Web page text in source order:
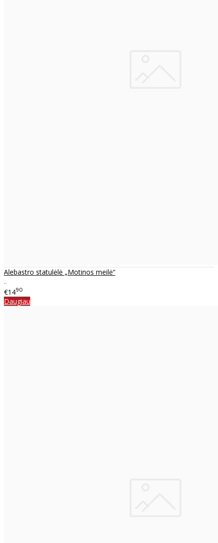
Alebastro statulėlė „Motinos meilė“
..
€1490
Daugiau